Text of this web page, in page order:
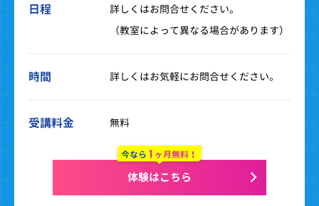
日程
詳しくはお問合せください。
（教室によって異なる場合があります）
時間 詳しくはお気軽にお問合せください。
受講料金 無料
今なら1 ヶ月無料！
体験はこちら